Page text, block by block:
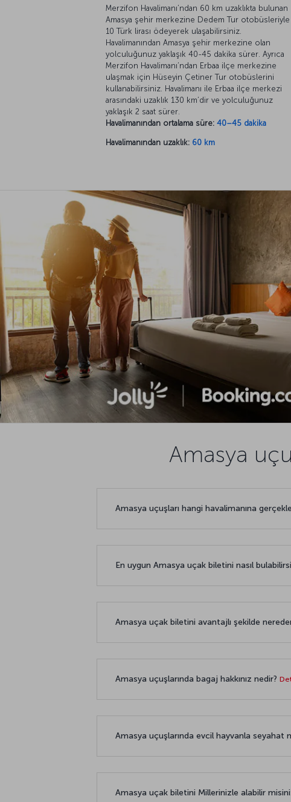
Merzifon Havalimanı’ndan 60 km uzaklıkta bulunan
Amasya şehir merkezine Dedem Tur otobüsleriyle
10 Türk lirası ödeyerek ulaşabilirsiniz.
Havalimanından Amasya şehir merkezine olan
yolculuğunuz yaklaşık 40-45 dakika sürer. Ayrıca
Merzifon Havalimanı’ndan Erbaa ilçe merkezine
ulaşmak için Hüseyin Çetiner Tur otobüslerini
kullanabilirsiniz. Havalimanı ile Erbaa ilçe merkezi
arasındaki uzaklık 130 km’dir ve yolculuğunuz
yaklaşık 2 saat sürer.
Havalimanından ortalama süre: 40–45 dakika
Havalimanından uzaklık: 60 km
Amasya
Amasya uçuşları hangi havalimanına
En uygun Amasya uçak biletini nasıl
Amasya uçak biletini avantajlı şekilde
Amasya uçuşlarında bagaj hakkınız nedir?
Amasya uçuşlarında evcil hayvanla seyahat
Amasya uçak biletini Millerinizle alabilir